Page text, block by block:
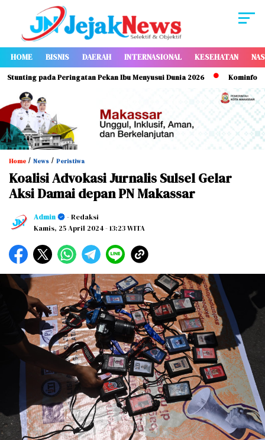
HOME BISNIS DAERAH INTERNASIONAL KESEHATAN
pada Peringatan Pekan Ibu Menyusui Dunia 2026 Kominfo
Home / News / Peristiwa
Koalisi Advokasi Jurnalis Sulsel Gelar
Aksi Damai depan PN Makassar
Admin
- Redaksi
Kamis, 25 April 2024- 13:23 WITA